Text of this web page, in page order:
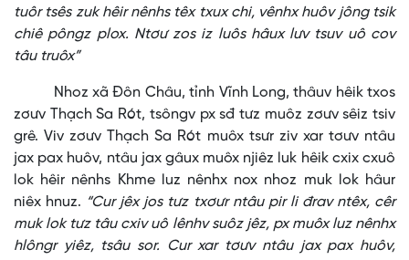
tuôr tsês zuk hêir nênhs têx txux chi, vênhx huôv jông tsik
chiê pôngz plox. Ntơư zos iz luôs hâux lưv tsuv uô cov
tâu truôx”
Nhoz xã Đôn Châu, tỉnh Vĩnh Long, thâuv hêik txos
zơưv Thạch Sa Rót, tsôngv px sđ tưz muôz zơưv sêiz tsiv
grê. Viv zơưv Thạch Sa Rót muôx tsưr ziv xar tơưv ntâu
jax pax huôv, ntâu jax gâux muôx njiêz luk hêik cxix cxuô
lok hêir nênhs Khme luz nênhx nox nhoz muk lok hâur
niêx hnuz. “Cur jêx jos tưz txơưr ntâu pir li đrav ntêx, cêr
muk lok tưz tâu cxiv uô lênhv suôz jêz, px muôx luz nênhx
hlôngr yiêz, tsâu sor. Cur xar tơưv ntâu jax pax huôv,